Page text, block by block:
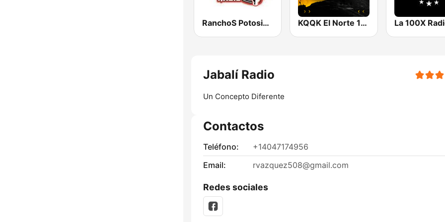
RanchoS PotosinoS Radio KQQK El Norte 107.9 / 101.7 FM La 100X
Jabalí Radio
Un Concepto Diferente
Contactos
Teléfono:
+14047174956
Email:
rvazquez508@gmail.com
Redes sociales